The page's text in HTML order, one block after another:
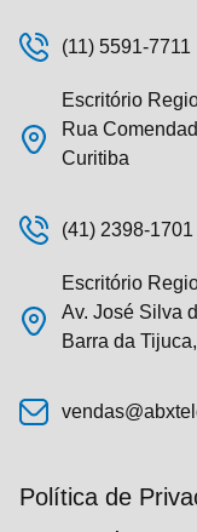
(11) 5591-7711
Escritório
Rua
Curitiba
(41) 2398-1701
Escritório
Av. José Silva
Barra da
Política de